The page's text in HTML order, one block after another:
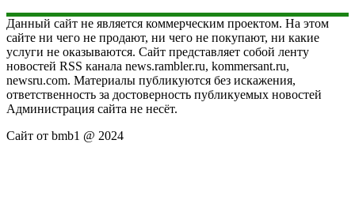
Данный сайт не является коммерческим проектом. На этом
сайте ни чего не продают, ни чего не покупают, ни какие
услуги не оказываются. Сайт представляет собой ленту
новостей RSS канала news.rambler.ru, kommersant.ru,
newsru.com. Материалы публикуются без искажения,
ответственность за достоверность публикуемых новостей
Администрация сайта не несёт.
Сайт от bmb1 @ 2024